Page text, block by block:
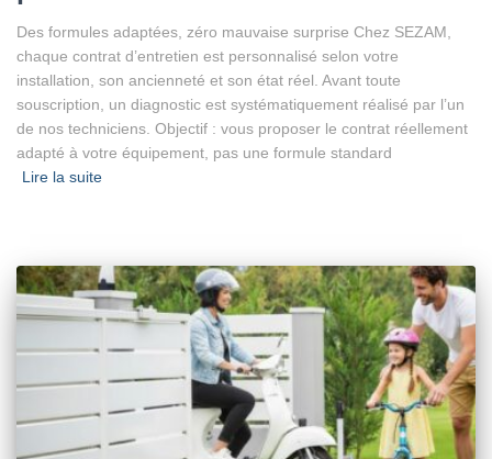
Des formules adaptées, zéro mauvaise surprise Chez SEZAM,
chaque contrat d’entretien est personnalisé selon votre
installation, son ancienneté et son état réel. Avant toute
souscription, un diagnostic est systématiquement réalisé par l’un
de nos techniciens. Objectif : vous proposer le contrat réellement
adapté à votre équipement, pas une formule standard
Lire la suite